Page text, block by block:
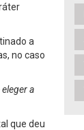
a
no caso
a
que deu